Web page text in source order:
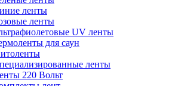
ленты
ленты
UV ленты
для саун
ленты
220 Вольт